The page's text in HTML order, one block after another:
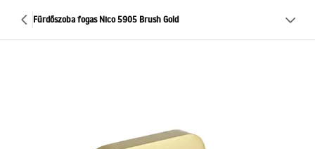
Fürdőszoba fogas Nico 5905 Brush Gold